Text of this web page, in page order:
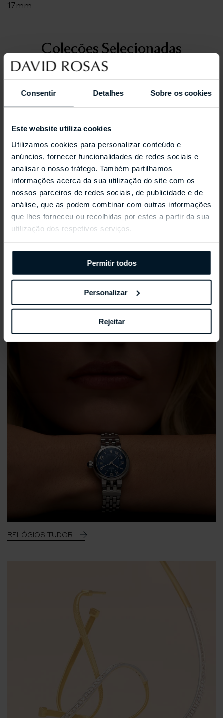
Consentir Detalhes Sobre os cookies
Este website utiliza cookies
Utilizamos cookies para personalizar conteúdo e
anúncios, fornecer funcionalidades de redes sociais e
analisar o nosso tráfego. Também partilhamos
informações acerca da sua utilização do site com os
nossos parceiros de redes sociais, de publicidade e de
análise, que as podem combinar com outras informações
que lhes forneceu ou recolhidas por estes a partir da sua
utilização dos respetivos serviços.
Permitir todos
Personalizar
Rejeitar
17mm
Coleções Selecionadas
RELÓGIOS TUDOR